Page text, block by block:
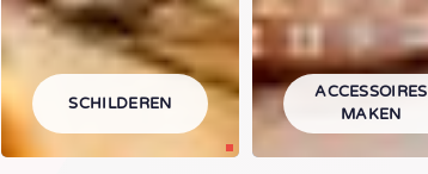
SCHILDEREN
ACCESSOIRES
MAKEN